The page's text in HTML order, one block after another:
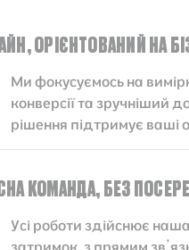
ОРІЄНТОВАНИЙ НА
Ми фокусуємось на
конверсії та зручніший
рішення підтримує ваші
КОМАНДА, БЕЗ
Усі роботи здійснює
затримок, з прямим